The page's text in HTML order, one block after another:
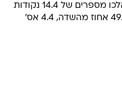
כל הפלייאוף וניפק במהלכו מספרים של 14.4 נקודות
בממוצע למשחק, עם 49.5 אחוז מהשדה, 4.4 אס'